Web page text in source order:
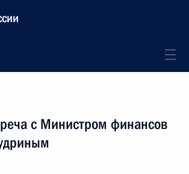
с Министром финансов